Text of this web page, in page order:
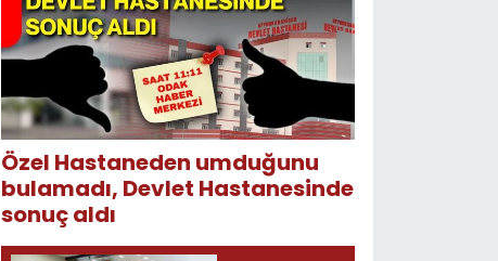
Özel Hastaneden umduğunu
bulamadı, Devlet Hastanesinde
sonuç aldı